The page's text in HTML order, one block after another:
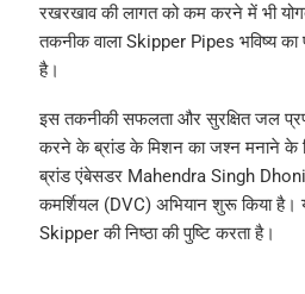
रखरखाव की लागत को कम करने में भी
तकनीक वाला Skipper Pipes भविष्य का
है।
इस तकनीकी सफलता और सुरक्षित जल
करने के ब्रांड के मिशन का जश्न मनाने
ब्रांड एंबेसडर Mahendra Singh
कमर्शियल (DVC) अभियान शुरू किया है।
Skipper की निष्ठा की पुष्टि करता है।